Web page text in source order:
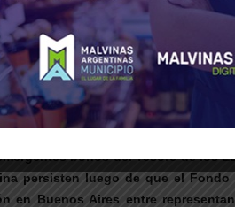
27 de agosto, con un
de 2008), para llegar a la
de pago de la
bonos del Tesoro de los
persisten luego de que el
en Buenos Aires entre